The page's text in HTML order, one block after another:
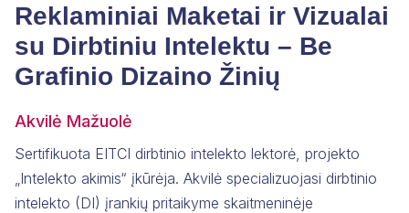
Reklaminiai Maketai ir Vizualai
su Dirbtiniu Intelektu – Be
Grafinio Dizaino Žinių
Akvilė Mažuolė
Sertifikuota EITCI dirbtinio intelekto lektorė, projekto
„Intelekto akimis“ įkūrėja. Akvilė specializuojasi dirbtinio
intelekto (DI) įrankių pritaikyme skaitmeninėje